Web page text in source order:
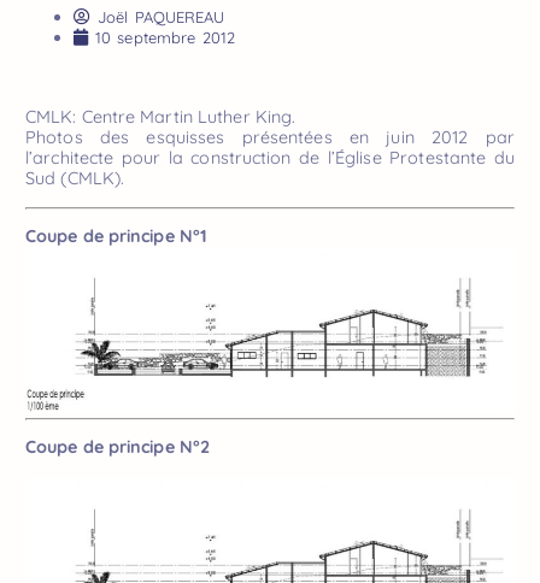
Joël PAQUEREAU
10 septembre 2012
CMLK: Centre Martin Luther King.
Photos des esquisses présentées en juin 2012 par
l’architecte pour la construction de l’Église Protestante du
Sud (CMLK).
Coupe de principe N°1
Coupe de principe N°2